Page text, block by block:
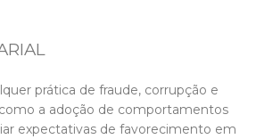
prática de fraude, corrupção e
a adoção de comportamentos
expectativas de favorecimento em